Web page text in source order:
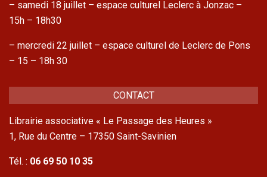
– samedi 18 juillet – espace culturel Leclerc à Jonzac –
15h – 18h30
– mercredi 22 juillet – espace culturel de Leclerc de Pons
– 15 – 18h 30
CONTACT
Librairie associative « Le Passage des Heures »
1, Rue du Centre – 17350 Saint-Savinien
Tél. : 06 69 50 10 35